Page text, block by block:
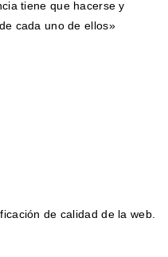
tiene que hacerse y
cada uno de ellos»
de calidad de la web.